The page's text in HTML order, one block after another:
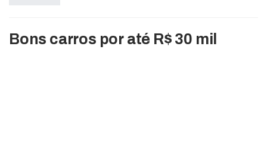
Bons carros por até R$ 30 mil